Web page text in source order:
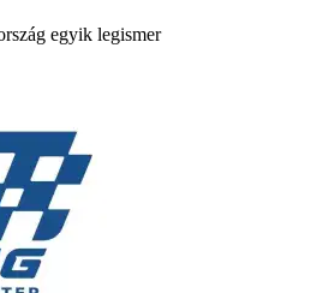
egyik legismer